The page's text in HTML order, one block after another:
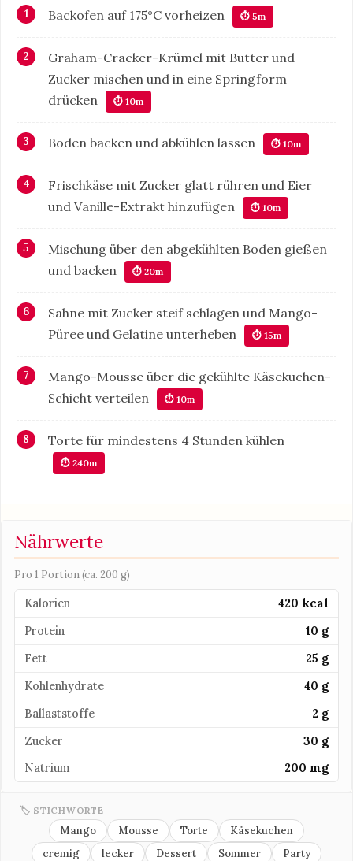
Backofen auf 175°C vorheizen ⏱ 5m
Graham-Cracker-Krümel mit Butter und
Zucker mischen und in eine Springform
drücken
⏱ 10m
Boden backen und abkühlen lassen ⏱ 10m
Frischkäse mit Zucker glatt rühren und Eier
und Vanille-Extrakt hinzufügen
⏱ 10m
Mischung über den abgekühlten Boden gießen
und backen
⏱ 20m
Sahne mit Zucker steif schlagen und Mango-
Püree und Gelatine unterheben
⏱ 15m
Mango-Mousse über die gekühlte Käsekuchen-
Schicht verteilen
⏱ 10m
Torte für mindestens 4 Stunden kühlen
⏱ 240m
Nährwerte
Pro 1 Portion (ca. 200 g)
Kalorien
420 kcal
Protein
10 g
Fett
25 g
Kohlenhydrate
40 g
Ballaststoffe
2 g
Zucker
30 g
Natrium
200 mg
🏷 STICHWORTE
Mango Mousse Torte
Käsekuchen
cremig
lecker Dessert Sommer Party